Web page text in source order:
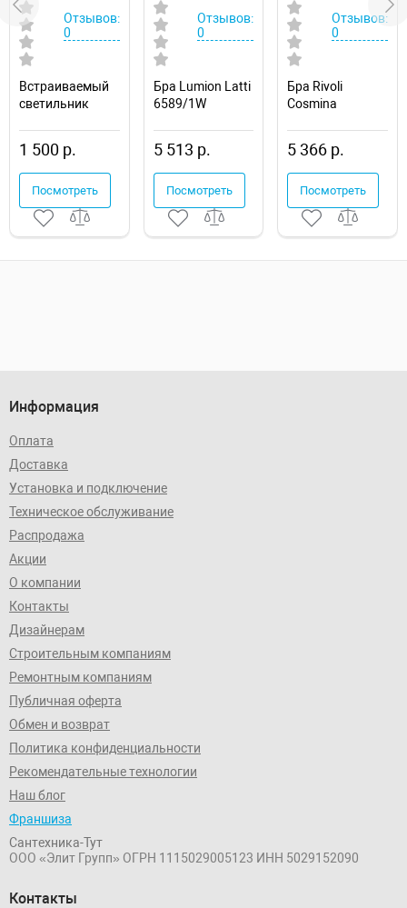
Отзывов:
0
Встраиваемый
светильник
1 500 р.
Посмотреть
Отзывов:
0
Бра Lumion Latti
6589/1W
5 513 р.
Посмотреть
Отзывов:
0
Бра Rivoli
Cosmina
5 366 р.
Посмотреть
Информация
Оплата
Доставка
Установка и подключение
Техническое обслуживание
Распродажа
Акции
О компании
Контакты
Дизайнерам
Строительным компаниям
Ремонтным компаниям
Публичная оферта
Обмен и возврат
Политика конфиденциальности
Рекомендательные технологии
Наш блог
Франшиза
Сантехника-Тут
ООО «Элит Групп» ОГРН 1115029005123 ИНН 5029152090
Контакты